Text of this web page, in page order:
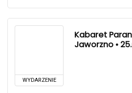
WYDARZENIE
Kabaret
Jaworzno •